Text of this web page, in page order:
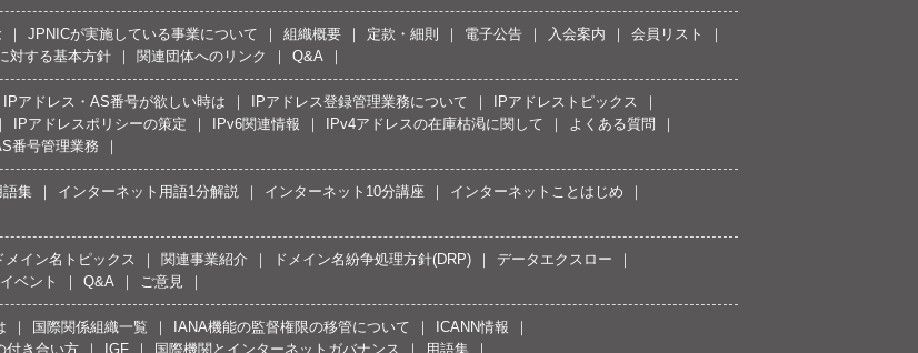
JPNICが実施している事業について 組織概要 定款・細則 電子公告 入会案内
会員リスト
対する基本方針 関連団体へのリンク Q&A
IPアドレス・AS番号が欲しい時は IPアドレス登録管理業務について
IPアドレストピックス
IPアドレスポリシーの策定 IPv6関連情報 IPv4アドレスの在庫枯渇に関して
よくある質問
番号管理業務
語集 インターネット用語1分解説 インターネット10分講座
インターネットことはじめ
メイン名トピックス 関連事業紹介 ドメイン名紛争処理方針(DRP)
データエクスロー
イベント Q&A ご意見
国際関係組織一覧 IANA機能の監督権限の移管について
ICANN情報
付き合い方
IGF 国際機関とインターネットガバナンス
用語集